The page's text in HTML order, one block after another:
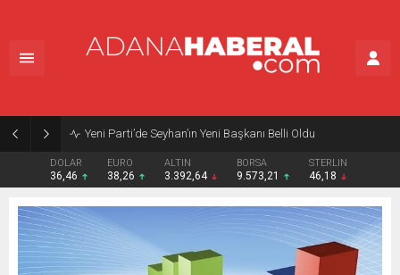
Yeni Parti’de Seyhan’ın Yeni Başkanı Belli Oldu
DOLAR
36,46
EURO
38,26
ALTIN
3.392,64
BORSA
9.573,21
STERLIN
46,18